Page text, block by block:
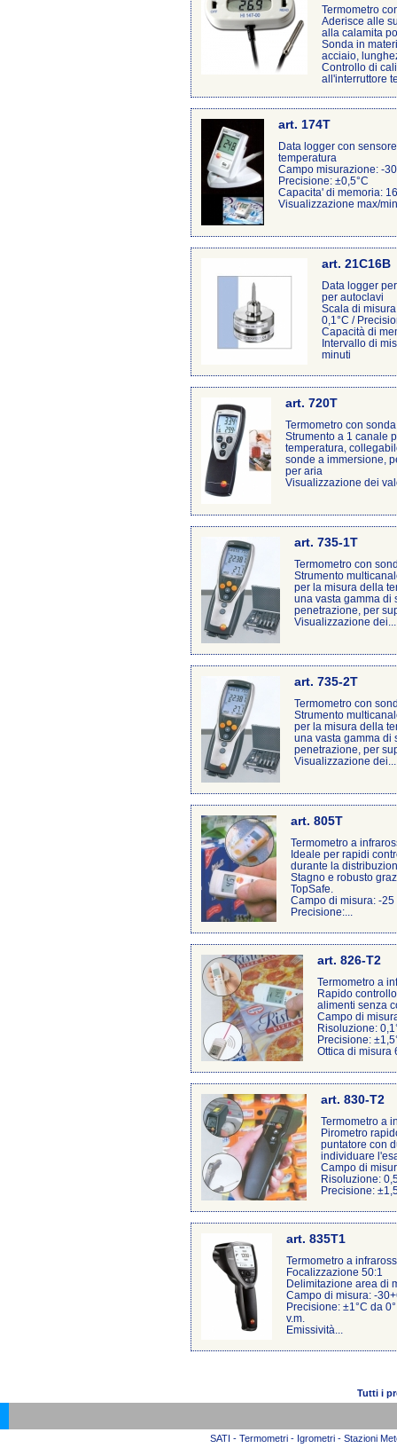
Termometro
Aderisce alle
alla calamita
Sonda in
acciaio,
Controllo di
all'interruttore
art. 174T
Data logger con
temperatura
Campo misurazione: -
Precisione: ±0,5°C
Capacita' di memoria:
Visualizzazione max/
art. 21C16B
Data logger
per autoclavi
Scala di
0,1°C /
Capacità di
Intervallo di
minuti
art. 720T
Termometro con
Strumento a 1 canale
temperatura,
sonde a immersione,
per aria
Visualizzazione dei
art. 735-1T
Termometro con
Strumento
per la misura della
una vasta gamma di
penetrazione, per
Visualizzazione dei...
art. 735-2T
Termometro con
Strumento
per la misura della
una vasta gamma di
penetrazione, per
Visualizzazione dei...
art. 805T
Termometro a
Ideale per rapidi
durante la
Stagno e robusto
TopSafe.
Campo di misura: -25
Precisione:...
art. 826-T2
Termometro a
Rapido
alimenti senza
Campo di
Risoluzione:
Precisione:
Ottica di misura
art. 830-T2
Termometro a
Pirometro
puntatore con
individuare
Campo di
Risoluzione:
Precisione:
art. 835T1
Termometro a
Focalizzazione 50:1
Delimitazione area di
Campo di misura: -
Precisione: ±1°C da
v.m.
Emissività...
Tutti i
SATI - Termometri - Igrometri - Stazioni